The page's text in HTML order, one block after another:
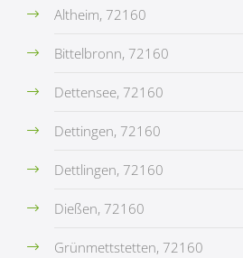
Altheim, 72160
Bittelbronn, 72160
Dettensee, 72160
Dettingen, 72160
Dettlingen, 72160
Dießen, 72160
Grünmettstetten, 72160